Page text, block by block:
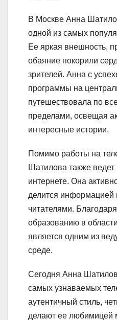
В Москве Анна
одной из самых
Ее яркая внешность,
обаяние покорили
зрителей. Анна с
программы на
путешествовала по
пределами, освещая
интересные истории.
Помимо работы на
Шатилова также
интернете. Она
делится информацией
читателями.
образованию в
является одним из
среде.
Сегодня Анна
самых узнаваемых
аутентичный стиль,
делают ее любимицей